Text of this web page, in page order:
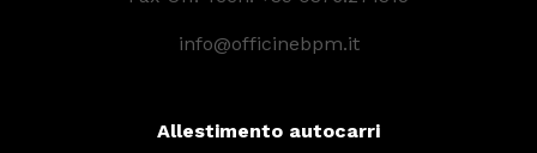
info@officinebpm.it
Allestimento autocarri